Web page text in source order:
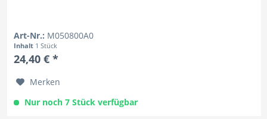
Art-Nr.: M050800A0
Inhalt 1 Stück
24,40 € *
Merken
Nur noch 7 Stück verfügbar